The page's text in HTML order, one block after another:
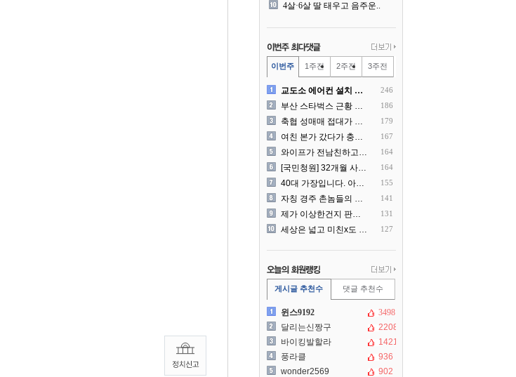
4살·6살 딸 태우고 음주운..
이번주 1주전 2주전 3주전
교도소 에어컨 설치 논란.... 246
부산 스타벅스 근황 ㅎㄷㄷ 186
축협 성매매 접대가 더 충격.. 179
여친 본가 갔다가 충격 먹은.. 167
와이프가 전남친하고 해외여행.. 164
[국민청원] 32개월 사랑하.. 164
40대 가장입니다. 아내가 .. 155
자칭 경주 촌놈들의 국내 여.. 141
제가 이상한건지 판단 부탁드.. 131
세상은 넓고 미친x도 많네? 127
게시글 추천수 댓글 추천수
윈스9192
3498
달리는신짱구
2208
바이킹발할라
1421
풍라클
936
wonder2569
902